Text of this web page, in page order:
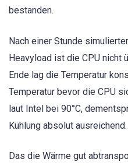
bestanden.
Nach einer Stunde
Heavyload ist die CPU nicht
Ende lag die Temperatur
Temperatur bevor die CPU
laut Intel bei 90°C,
Kühlung absolut ausreichend.
Das die Wärme gut